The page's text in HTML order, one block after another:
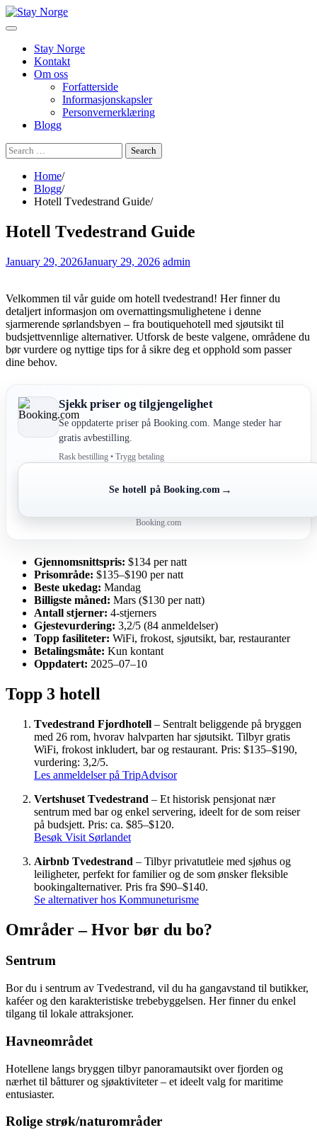
Skip
to
Stay Norge
Kontakt
Om oss
Forfatterside
Informasjonskapsler
Personvernerklæring
Blogg
Search
for:
Home
Blogg
Hotell Tvedestrand Guide
Hotell Tvedestrand Guide
January 29, 2026January 29, 2026 admin
Velkommen til vår guide om hotell tvedestrand! Her finner du
detaljert informasjon om overnattingsmulighetene i denne
sjarmerende sørlandsbyen – fra boutiquehotell med sjøutsikt til
budsjettvennlige alternativer. Utforsk de beste valgene, områdene du
bør vurdere og nyttige tips for å sikre deg et opphold som passer
dine behov.
Sjekk priser og tilgjengelighet
Se oppdaterte priser på Booking.com. Mange steder har
gratis avbestilling.
Rask bestilling • Trygg betaling
Se hotell på Booking.com →
Booking.com
Gjennomsnittspris: $134 per natt
Prisområde: $135–$190 per natt
Beste ukedag: Mandag
Billigste måned: Mars ($130 per natt)
Antall stjerner: 4-stjerners
Gjestevurdering: 3,2/5 (84 anmeldelser)
Topp fasiliteter: WiFi, frokost, sjøutsikt, bar, restauranter
Betalingsmåte: Kun kontant
Oppdatert: 2025–07–10
Topp 3 hotell
Tvedestrand Fjordhotell – Sentralt beliggende på bryggen
med 26 rom, hvorav halvparten har sjøutsikt. Tilbyr gratis
WiFi, frokost inkludert, bar og restaurant. Pris: $135–$190,
vurdering: 3,2/5.
Les anmeldelser på TripAdvisor
Vertshuset Tvedestrand – Et historisk pensjonat nær
sentrum med bar og enkel servering, ideelt for de som reiser
på budsjett. Pris: ca. $85–$120.
Besøk Visit Sørlandet
Airbnb Tvedestrand – Tilbyr privatutleie med sjøhus og
leiligheter, perfekt for familier og de som ønsker fleksible
bookingalternativer. Pris fra $90–$140.
Se alternativer hos Kommuneturisme
Områder – Hvor bør du bo?
Sentrum
Bor du i sentrum av Tvedestrand, vil du ha gangavstand til butikker,
kaféer og den karakteristiske trebebyggelsen. Her finner du enkel
tilgang til lokale attraksjoner.
Havneområdet
Hotellene langs bryggen tilbyr panoramautsikt over fjorden og
nærhet til båtturer og sjøaktiviteter – et ideelt valg for maritime
entusiaster.
Rolige strøk/naturområder